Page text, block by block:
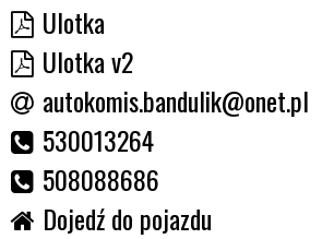
Ulotka
Ulotka v2
autokomis.bandulik@onet.pl
530013264
508088686
Dojedź do pojazdu